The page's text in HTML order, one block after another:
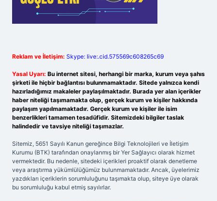
Reklam ve İletişim: Skype: live:.cid.575569c608265c69
Yasal Uyarı: Bu internet sitesi, herhangi bir marka, kurum veya şahıs
şirketi ile hiçbir bağlantısı bulunmamaktadır. Sitede yalnızca kendi
hazırladığımız makaleler paylaşılmaktadır. Burada yer alan içerikler
haber niteliği taşımamakta olup, gerçek kurum ve kişiler hakkında
paylaşım yapılmamaktadır. Gerçek kurum ve kişiler ile isim
benzerlikleri tamamen tesadüfidir. Sitemizdeki bilgiler taslak
halindedir ve tavsiye niteliği taşımazlar.
Sitemiz, 5651 Sayılı Kanun gereğince Bilgi Teknolojileri ve İletişim
Kurumu (BTK) tarafından onaylanmış bir Yer Sağlayıcı olarak hizmet
vermektedir. Bu nedenle, sitedeki içerikleri proaktif olarak denetleme
veya araştırma yükümlülüğümüz bulunmamaktadır. Ancak, üyelerimiz
yazdıkları içeriklerin sorumluluğunu taşımakta olup, siteye üye olarak
bu sorumluluğu kabul etmiş sayılırlar.